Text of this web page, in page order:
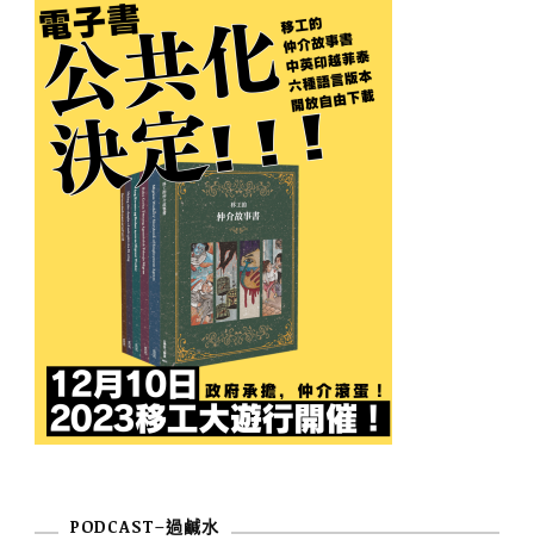
PODCAST–過鹹水